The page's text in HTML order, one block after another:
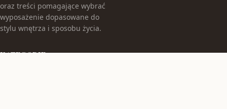
oraz treści pomagające wybrać
wyposażenie dopasowane do
stylu wnętrza i sposobu życia.
KATEGORIE